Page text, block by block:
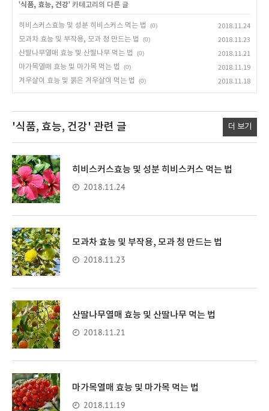
'식품, 효능, 건강' 카테고리의 다른 글
히비스커스효능 및 성분 히비스커스 먹는 법 (0)
2018.11.24
모과차 효능 및 부작용, 모과 청 만드는 법
(0)
2018.11.23
산딸나무열매 효능 및 산딸나무 먹는 법
(0)
2018.11.21
마가목열매 효능 및 마가목 먹는 법
(0)
2018.11.19
겨우살이 효능 및 붉은 겨우살이 먹는 법
(0) 2018.11.18
'식품, 효능, 건강' 관련 글 더 보기
히비스커스효능 및 성분 히비스커스 먹는 법
2018.11.24
모과차 효능 및 부작용, 모과 청 만드는 법
2018.11.23
산딸나무열매 효능 및 산딸나무 먹는 법
2018.11.21
마가목열매 효능 및 마가목 먹는 법
2018.11.19